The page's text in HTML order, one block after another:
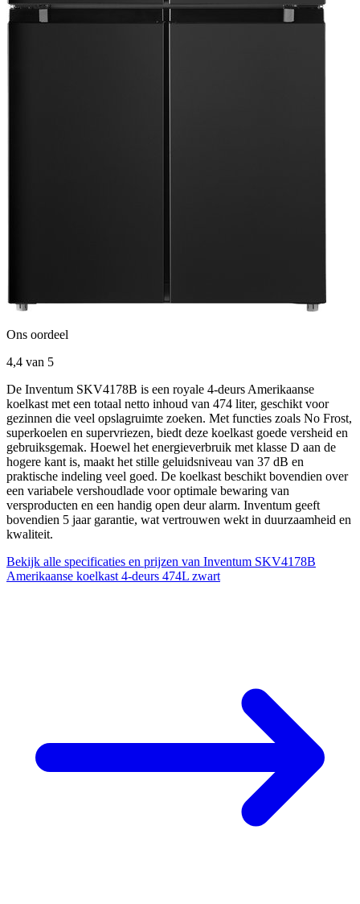
Ons oordeel
4,4 van 5
De Inventum SKV4178B is een royale 4-deurs Amerikaanse
koelkast met een totaal netto inhoud van 474 liter, geschikt voor
gezinnen die veel opslagruimte zoeken. Met functies zoals No Frost,
superkoelen en supervriezen, biedt deze koelkast goede versheid en
gebruiksgemak. Hoewel het energieverbruik met klasse D aan de
hogere kant is, maakt het stille geluidsniveau van 37 dB en
praktische indeling veel goed. De koelkast beschikt bovendien over
een variabele vershoudlade voor optimale bewaring van
versproducten en een handig open deur alarm. Inventum geeft
bovendien 5 jaar garantie, wat vertrouwen wekt in duurzaamheid en
kwaliteit.
Bekijk alle specificaties en prijzen van Inventum SKV4178B
Amerikaanse koelkast 4-deurs 474L zwart